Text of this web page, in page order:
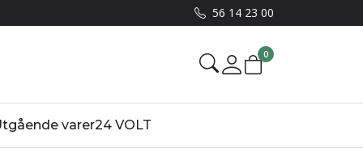
56 14 23 00
Mine sider
0
varer24 VOLT